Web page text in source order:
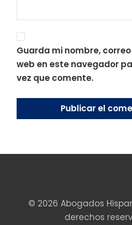
Guarda mi nombre,
web en este navegador
vez que comente.
© 2026 Abogados
derechos